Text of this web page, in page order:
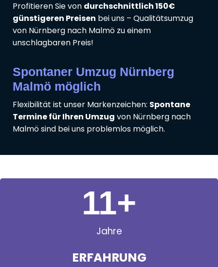
Profitieren Sie von durchschnittlich 150€
günstigeren Preisen bei uns – Qualitätsumzug
von Nürnberg nach Malmö zu einem
unschlagbaren Preis!
Spontaner Umzug Nürnberg
Malmö möglich
Flexibilität ist unser Markenzeichen: Spontane
Termine für Ihren Umzug von Nürnberg nach
Malmö sind bei uns problemlos möglich.
Jahre
ERFAHRUNG
11+